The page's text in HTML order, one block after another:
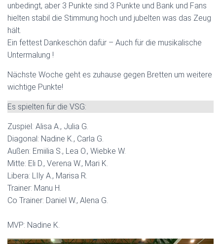
unbedingt, aber 3 Punkte sind 3 Punkte und Bank und Fans
hielten stabil die Stimmung hoch und jubelten was das Zeug
hält.
Ein fettest Dankeschön dafür – Auch für die musikalische
Untermalung !
Nächste Woche geht es zuhause gegen Bretten um weitere
wichtige Punkte!
Es spielten für die VSG:
Zuspiel: Alisa A., Julia G.
Diagonal: Nadine K., Carla G.
Außen: Emiilia S., Lea O., Wiebke W.
Mitte: Eli D., Verena W., Mari K.
Libera: LIly A., Marisa R.
Trainer: Manu H.
Co Trainer: Daniel W., Alena G.
MVP: Nadine K.